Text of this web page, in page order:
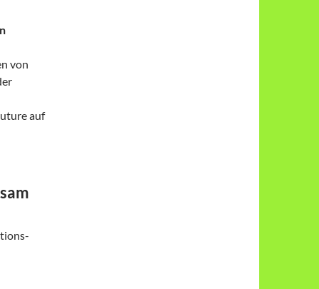
von
auf